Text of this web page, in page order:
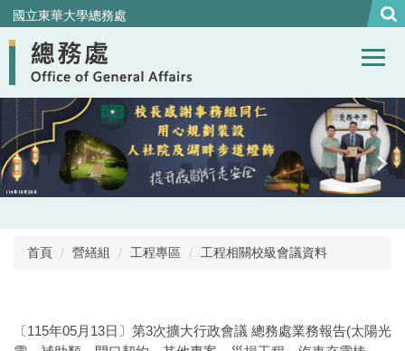
跳
到
主
內
容
區
國立東華大學總務處
首頁 營繕組 工程專區 工程相關校級會議資料
〔115年05月13日〕第3次擴大行政會議 總務處業務報告(太陽光